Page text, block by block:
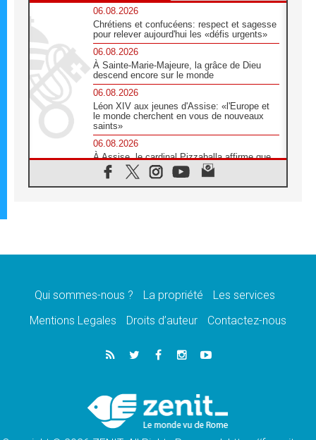
06.08.2026
Chrétiens et confucéens: respect et sagesse
pour relever aujourd'hui les «défis urgents»
06.08.2026
À Sainte-Marie-Majeure, la grâce de Dieu
descend encore sur le monde
06.08.2026
Léon XIV aux jeunes d'Assise: «l'Europe et
le monde cherchent en vous de nouveaux
saints»
06.08.2026
À Assise, le cardinal Pizzaballa affirme que
«les chrétiens veulent la paix»
06.08.2026
message de paix et de dignité humaine»
«La visite du Pape en Uruguay renforcera
05.08.2026
Le nonce en Ukraine: «Il est inquiétant
Léon XIV au Pérou, une lueur d'espoir pour
un peuple en quête de paix
Qui sommes-nous ? La propriété
Les services
Mentions Legales
Droits d’auteur Contactez-nous